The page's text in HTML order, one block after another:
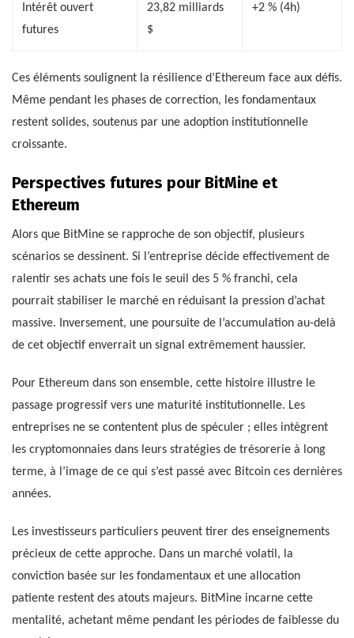
Intérêt ouvert
futures
23,82 milliards
$
+2 % (4h)
Ces éléments soulignent la résilience d’Ethereum face aux défis.
Même pendant les phases de correction, les fondamentaux
restent solides, soutenus par une adoption institutionnelle
croissante.
Perspectives futures pour BitMine et
Ethereum
Alors que BitMine se rapproche de son objectif, plusieurs
scénarios se dessinent. Si l’entreprise décide effectivement de
ralentir ses achats une fois le seuil des 5 % franchi, cela
pourrait stabiliser le marché en réduisant la pression d’achat
massive. Inversement, une poursuite de l’accumulation au-delà
de cet objectif enverrait un signal extrêmement haussier.
Pour Ethereum dans son ensemble, cette histoire illustre le
passage progressif vers une maturité institutionnelle. Les
entreprises ne se contentent plus de spéculer ; elles intègrent
les cryptomonnaies dans leurs stratégies de trésorerie à long
terme, à l’image de ce qui s’est passé avec Bitcoin ces dernières
années.
Les investisseurs particuliers peuvent tirer des enseignements
précieux de cette approche. Dans un marché volatil, la
conviction basée sur les fondamentaux et une allocation
patiente restent des atouts majeurs. BitMine incarne cette
mentalité, achetant même pendant les périodes de faiblesse du